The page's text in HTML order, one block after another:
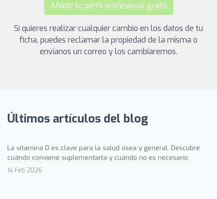
Añade tu perfil profesional gratis
Si quieres realizar cualquier cambio en los datos de tu
ficha, puedes reclamar la propiedad de la misma o
envíanos un correo y los cambiaremos.
Últimos artículos del blog
La vitamina D es clave para la salud ósea y general. Descubre
cuándo conviene suplementarla y cuándo no es necesario.
14 Feb 2026